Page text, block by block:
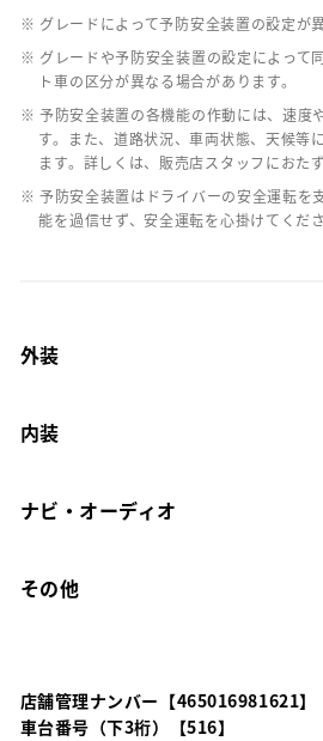
※ グレードによって予防安全装置の設定が
※ グレードや予防安全装置の設定によって
ト車の区分が異なる場合があります。
※ 予防安全装置の各機能の作動には、速度
す。また、道路状況、車両状態、天候等
ます。詳しくは、販売店スタッフにおた
※ 予防安全装置はドライバーの安全運転を
能を過信せず、安全運転を心掛けてくださ
外装
内装
ナビ・オーディオ
その他
店舗管理ナンバー【465016981621】
車台番号（下3桁）【516】